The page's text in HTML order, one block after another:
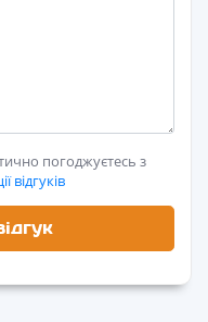
погоджуєтесь з
відгуків